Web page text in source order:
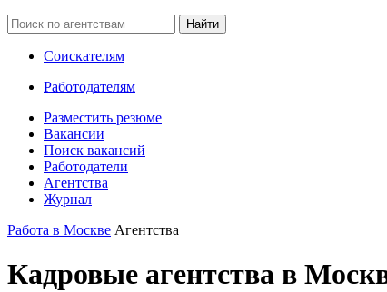
Соискателям
Работодателям
Разместить резюме
Вакансии
Поиск вакансий
Работодатели
Агентства
Журнал
Работа в Москве Агентства
Кадровые агентства в